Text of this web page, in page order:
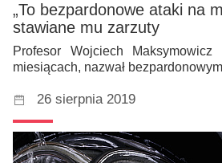
„To bezpardonowe ataki na
stawiane mu zarzuty
Profesor Wojciech
miesiącach, nazwał
26 sierpnia 2019